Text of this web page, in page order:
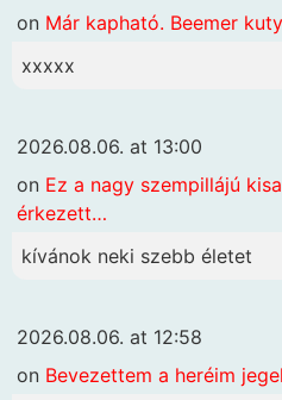
on Már kapható. Beemer
xxxxx
2026.08.06. at 13:00
on Ez a nagy szempillájú
érkezett…
kívánok neki szebb életet
2026.08.06. at 12:58
on Bevezettem a heréim